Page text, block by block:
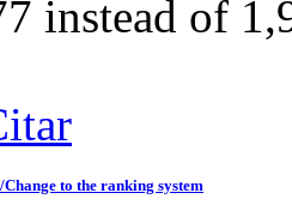
instead of
to the ranking system